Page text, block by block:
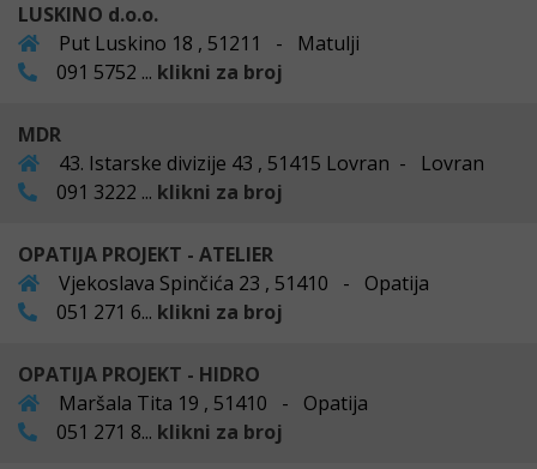
LUSKINO d.o.o.
Put Luskino 18 , 51211 - Matulji
091 5752 ... klikni za broj
MDR
43. Istarske divizije 43 , 51415 Lovran - Lovran
091 3222 ... klikni za broj
OPATIJA PROJEKT - ATELIER
Vjekoslava Spinčića 23 , 51410 - Opatija
051 271 6... klikni za broj
OPATIJA PROJEKT - HIDRO
Maršala Tita 19 , 51410 - Opatija
051 271 8... klikni za broj